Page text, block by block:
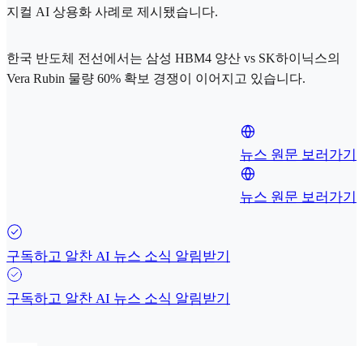
지컬 AI 상용화 사례로 제시됐습니다.
한국 반도체 전선에서는 삼성 HBM4 양산 vs SK하이닉스의
Vera Rubin 물량 60% 확보 경쟁이 이어지고 있습니다.
뉴스 원문 보러가기
뉴스 원문 보러가기
구독하고 알찬 AI 뉴스 소식 알림받기
구독하고 알찬 AI 뉴스 소식 알림받기